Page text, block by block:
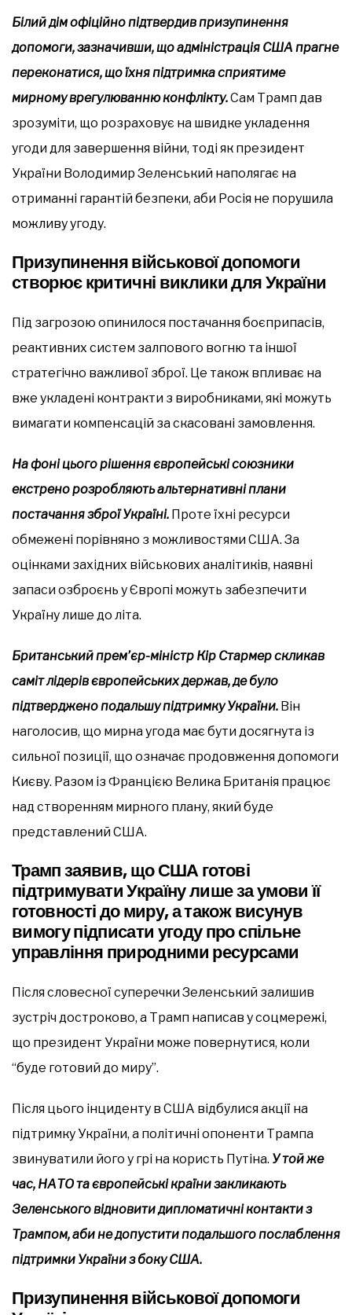
Білий дім офіційно підтвердив призупинення
допомоги, зазначивши, що адміністрація США прагне
переконатися, що їхня підтримка сприятиме
мирному врегулюванню конфлікту.Сам Трамп дав
зрозуміти, що розраховує на швидке укладення
угоди для завершення війни, тоді як президент
України Володимир Зеленський наполягає на
отриманні гарантій безпеки, аби Росія не порушила
можливу угоду.
Призупинення військової допомоги
створює критичні виклики для України
Під загрозою опинилося постачання боєприпасів,
реактивних систем залпового вогню та іншої
стратегічно важливої зброї. Це також впливає на
вже укладені контракти з виробниками, які можуть
вимагати компенсацій за скасовані замовлення.
На фоні цього рішення європейські союзники
екстрено розробляють альтернативні плани
постачання зброї Україні. Проте їхні ресурси
обмежені порівняно з можливостями США. За
оцінками західних військових аналітиків, наявні
запаси озброєнь у Європі можуть забезпечити
Україну лише до літа.
Британський прем’єр-міністр Кір Стармер скликав
саміт лідерів європейських держав, де було
підтверджено подальшу підтримку України. Він
наголосив, що мирна угода має бути досягнута із
сильної позиції, що означає продовження допомоги
Києву. Разом із Францією Велика Британія працює
над створенням мирного плану, який буде
представлений США.
Трамп заявив, що США готові
підтримувати Україну лише за умови її
готовності до миру, а також висунув
вимогу підписати угоду про спільне
управління природними ресурсами
Після словесної суперечки Зеленський залишив
зустріч достроково, а Трамп написав у соцмережі,
що президент України може повернутися, коли
“буде готовий до миру”.
Після цього інциденту в США відбулися акції на
підтримку України, а політичні опоненти Трампа
звинуватили його у грі на користь Путіна. У той же
час, НАТО та європейські країни закликають
Зеленського відновити дипломатичні контакти з
Трампом, аби не допустити подальшого послаблення
підтримки України з боку США.
Призупинення військової допомоги